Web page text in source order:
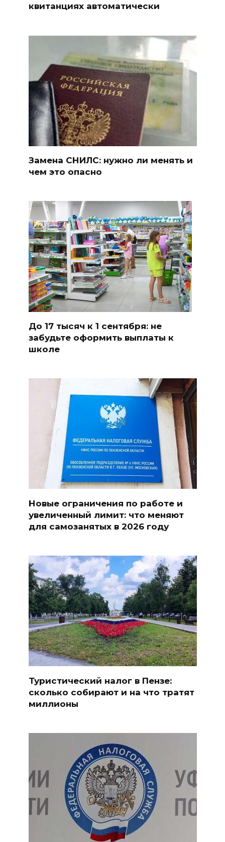
квитанциях автоматически
Замена СНИЛС: нужно ли менять и
чем это опасно
До 17 тысяч к 1 сентября: не
забудьте оформить выплаты к
школе
Новые ограничения по работе и
увеличенный лимит: что меняют
для самозанятых в 2026 году
Туристический налог в Пензе:
сколько собирают и на что тратят
миллионы